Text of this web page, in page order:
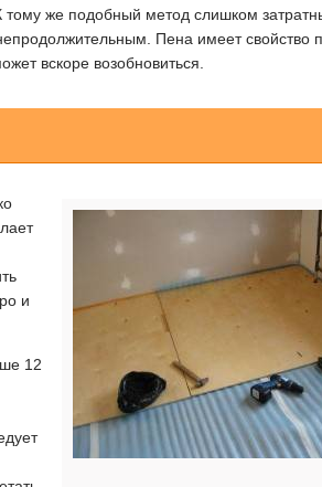
тому же подобный метод слишком
Пена имеет свойство
вскоре возобновиться.
и
12